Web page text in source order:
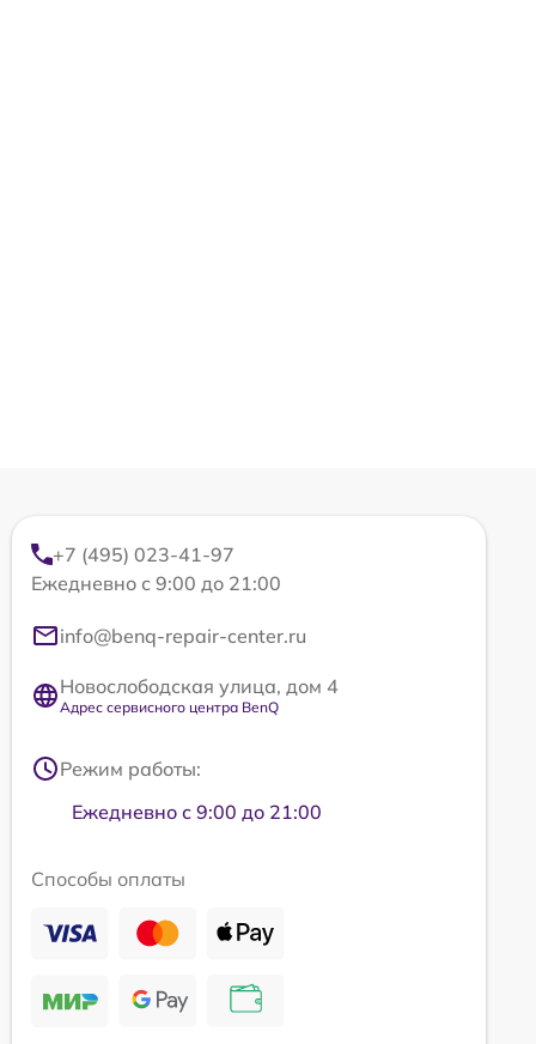
+7 (495) 023-41-97
Ежедневно с 9:00 до 21:00
info@benq-repair-center.ru
Новослободская улица, дом 4
Адрес сервисного центра BenQ
Режим работы:
Ежедневно с 9:00 до 21:00
Способы оплаты